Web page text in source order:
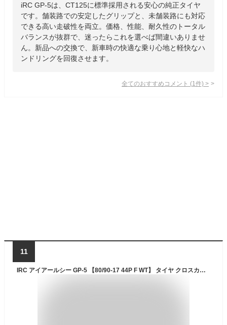
iRC GP-5は、CT125に標準採用される安心の純正タイヤ
です。舗装路での安定したグリップと、未舗装路にも対応
できる高い走破性を両立。価格、性能、耐久性のトータル
バランスが抜群で、迷ったらこれを選べば間違いありませ
ん。新品への交換で、新車時の快適な乗り心地と軽快なハ
ンドリングを回復させます。
全てのおすすめコメント (1 件) >
11
IRC アイアールシー GP-5 【80/90-17 44P F WT】 タイヤ クロスカブ110 CT125 ハンターカブ RG50ガンマ ウルフ50 HONDA ホンダ SUZUKI スズキ オンロードタイヤ・ツーリング/ストリート オンロードタイヤ